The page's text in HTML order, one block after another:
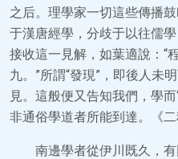
之后。理學家一切這些傳播
于漢唐經學，分歧于以往儒
接收這一見解，如葉適說：“
九。”所謂“發現”，即後人未
見。這般便又告知我們，學
非通俗學道者所能到達。《二
南邊學者從伊川既久，